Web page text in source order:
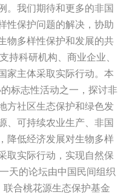
。我们期待和更多的非国
性保护问题的解决，协助
物多样性保护和发展的共
持科研机构、商业企业、
家主体采取实际行动。本
标志性活动之一，探讨非
方社区生态保护和绿色发
、可持续农业生产、非国
降低经济发展对生物多样
取实际行动，实现自然保
天的论坛由中国民间组织
合桃花源生态保护基金